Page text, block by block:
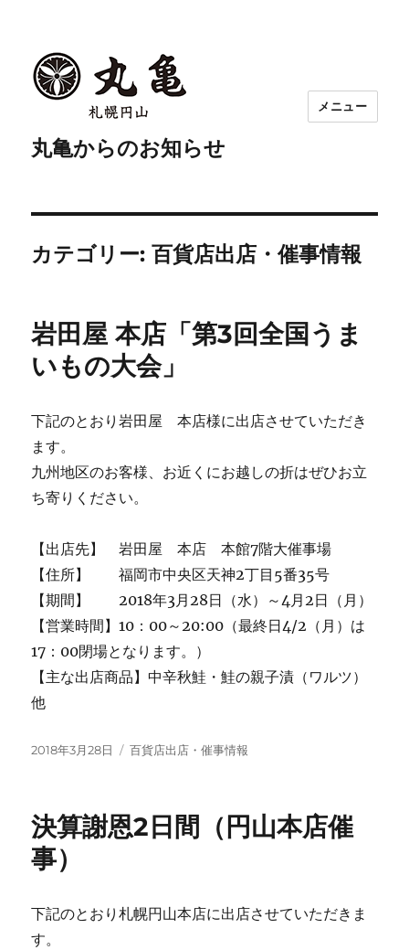
丸亀からのお知らせ
メニュー
カテゴリー:百貨店出店・催事情報
岩田屋 本店「第3回全国うま
いもの大会」
下記のとおり岩田屋 本店様に出店させていただき
ます。
九州地区のお客様、お近くにお越しの折はぜひお立
ち寄りください。
【出店先】 岩田屋 本店 本館7階大催事場
【住所】 福岡市中央区天神2丁目5番35号
【期間】 2018年3月28日（水）～4月2日（月）
【営業時間】10：00～20:00（最終日4/2（月）は
17：00閉場となります。）
【主な出店商品】中辛秋鮭・鮭の親子漬（ワルツ）
他
投
2018年3月28日
カ
ー
百貨店出店・催事情報
決算謝恩2日間（円山本店催
事）
下記のとおり札幌円山本店に出店させていただきま
す。